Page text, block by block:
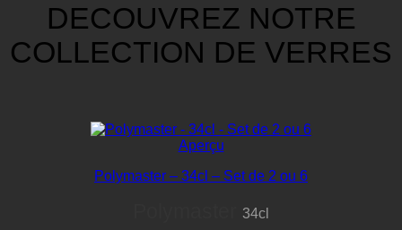
DECOUVREZ NOTRE
COLLECTION DE VERRES
Aperçu
Polymaster – 34cl – Set de 2 ou 6
34cl